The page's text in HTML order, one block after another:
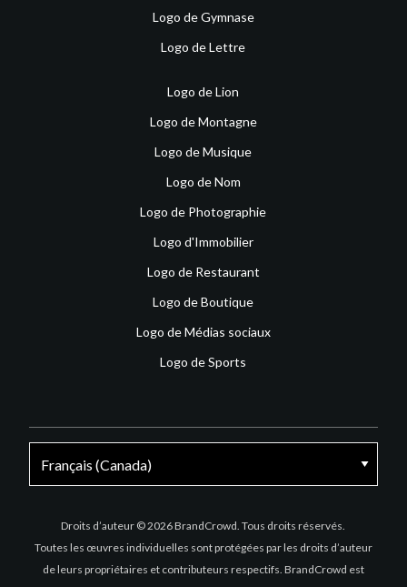
Logo de Gymnase
Logo de Lettre
Logo de Lion
Logo de Montagne
Logo de Musique
Logo de Nom
Logo de Photographie
Logo d'Immobilier
Logo de Restaurant
Logo de Boutique
Logo de Médias sociaux
Logo de Sports
Droits d’auteur © 2026 BrandCrowd. Tous droits réservés.
Toutes les œuvres individuelles sont protégées par les droits d’auteur
de leurs propriétaires et contributeurs respectifs. BrandCrowd est